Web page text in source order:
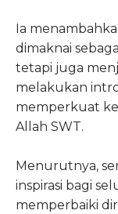
Ia
dimaknai
tetapi juga
melakukan
memperkuat
Allah SWT.
Menurutnya,
inspirasi bagi
memperbaiki